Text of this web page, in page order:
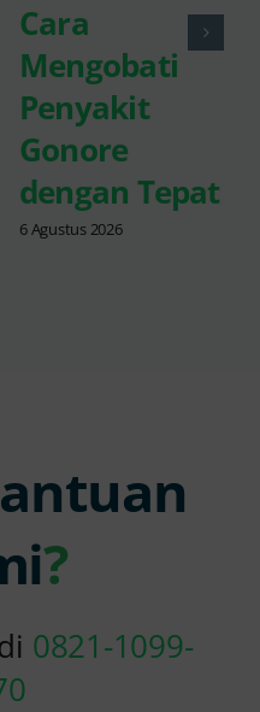
Cara
Mengobati
Penyakit
Gonore
dengan Tepat
6 Agustus 2026
?
0821-1099-